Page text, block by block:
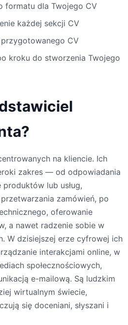
formatu dla Twojego CV
każdej sekcji CV
CV
kroku do stworzenia Twojego
na kliencie. Ich
zakres — od odpowiadania
lub usług,
zamówień, po
oferowanie
a nawet radzenie sobie w
W dzisiejszej erze cyfrowej ich
interakcjami online, w
społecznościowych,
e-mailową. Są ludzkim
wirtualnym świecie,
się doceniani, słyszani i